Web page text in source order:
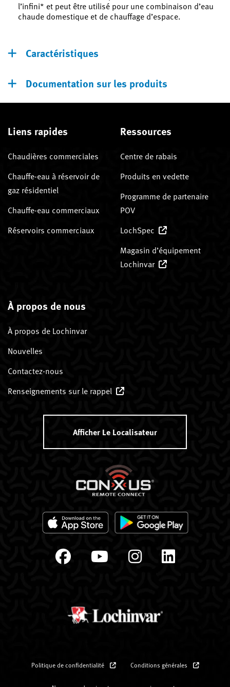
l’infini* et peut être utilisé pour une combinaison d’eau
chaude domestique et de chauffage d’espace.
Caractéristiques
Documentation sur les produits
Liens rapides
Chaudières commerciales
Chauffe-eau à réservoir de
gaz résidentiel
Chauffe-eau commerciaux
Réservoirs commerciaux
Ressources
Centre de rabais
Produits en vedette
Programme de partenaire
POV
LochSpec
Magasin d’équipement
Lochinvar
À propos de nous
À propos de Lochinvar
Nouvelles
Contactez-nous
Renseignements sur le rappel
Afficher Le Localisateur
Politique de confidentialité Conditions générales